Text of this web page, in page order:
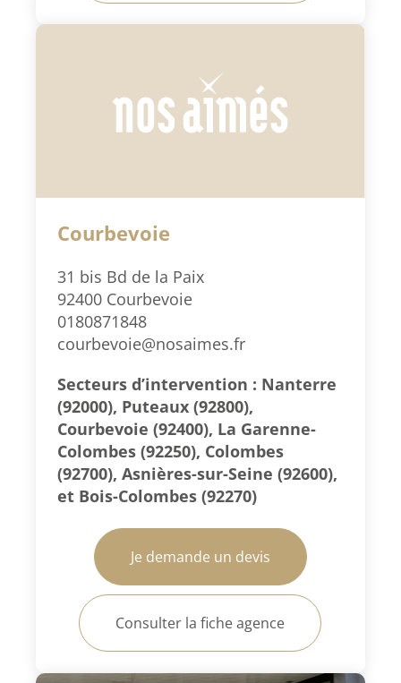
Courbevoie
31 bis Bd de la Paix
92400 Courbevoie
0180871848
courbevoie@nosaimes.fr
Secteurs d’intervention : Nanterre
(92000), Puteaux (92800),
Courbevoie (92400), La Garenne-
Colombes (92250), Colombes
(92700), Asnières-sur-Seine (92600),
et Bois-Colombes (92270)
Je demande un devis
Consulter la fiche agence